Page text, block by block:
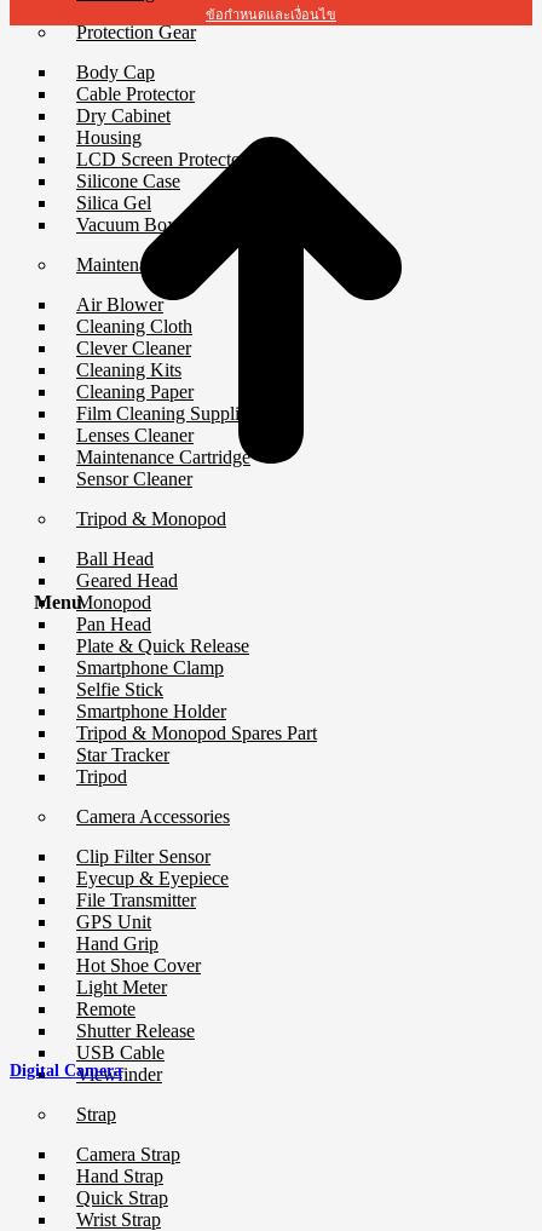
Protection Gear
Body Cap
Cable Protector
Dry Cabinet
Housing
LCD Screen Protector
Silicone Case
Silica Gel
Vacuum Box
Maintenance
Air Blower
Cleaning Cloth
Clever Cleaner
Cleaning Kits
Cleaning Paper
Film Cleaning Supplies
Lenses Cleaner
Maintenance Cartridge
Sensor Cleaner
Tripod & Monopod
Ball Head
Geared Head
Monopod
Pan Head
Plate & Quick Release
Smartphone Clamp
Selfie Stick
Smartphone Holder
Tripod & Monopod Spares Part
Star Tracker
Tripod
Camera Accessories
Clip Filter Sensor
Eyecup & Eyepiece
File Transmitter
GPS Unit
Hand Grip
Hot Shoe Cover
Light Meter
Remote
Shutter Release
USB Cable
Viewfinder
Strap
Camera Strap
Hand Strap
Quick Strap
Wrist Strap
ข้อกำหนดและเงื่อนไข
Menu
Digital Camera